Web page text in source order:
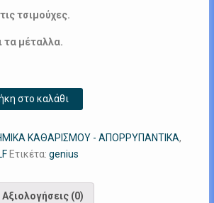
τσιμούχες.
τα μέταλλα.
στο καλάθι
ΚΑΘΑΡΙΣΜΟΥ - ΑΠΟΡΡΥΠΑΝΤΙΚΑ,
Ετικέτα: genius
Αξιολογήσεις (0)